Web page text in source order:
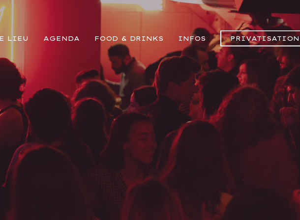
LIEU AGENDA FOOD & DRINKS INFOS PRIVATISATION